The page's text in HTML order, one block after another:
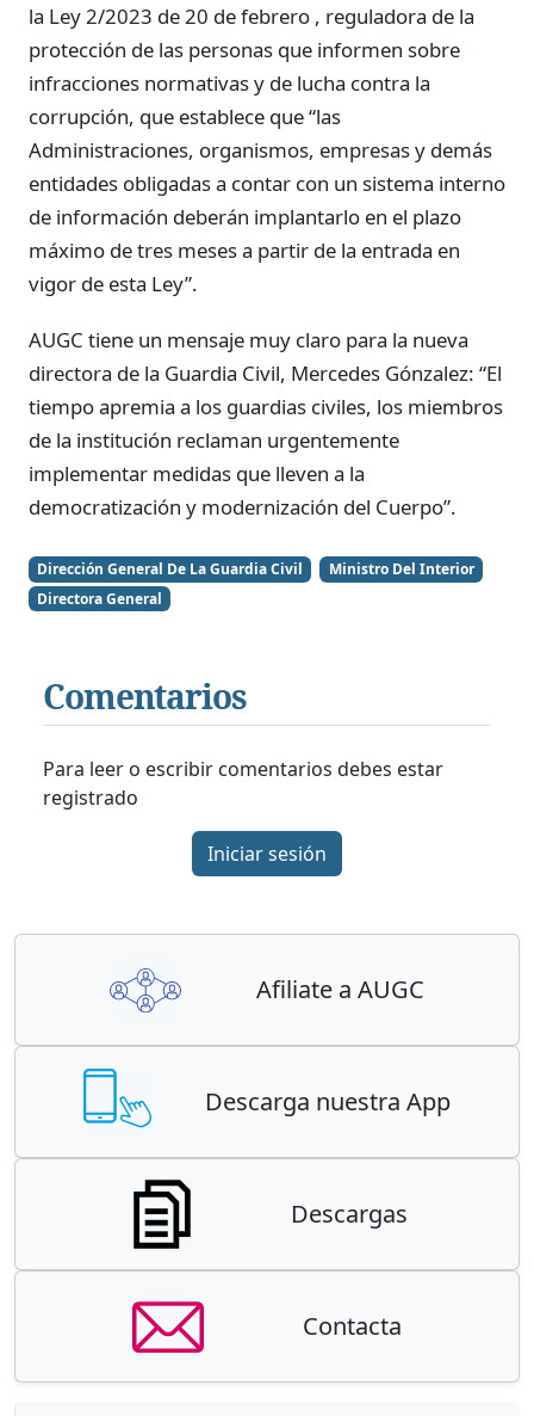
la Ley 2/2023 de 20 de febrero , reguladora de la
protección de las personas que informen sobre
infracciones normativas y de lucha contra la
corrupción, que establece que “las
Administraciones, organismos, empresas y demás
entidades obligadas a contar con un sistema interno
de información deberán implantarlo en el plazo
máximo de tres meses a partir de la entrada en
vigor de esta Ley”.
AUGC tiene un mensaje muy claro para la nueva
directora de la Guardia Civil, Mercedes Gónzalez: “El
tiempo apremia a los guardias civiles, los miembros
de la institución reclaman urgentemente
implementar medidas que lleven a la
democratización y modernización del Cuerpo”.
Dirección General De La Guardia Civil
Ministro Del Interior
Directora General
Comentarios
Para leer o escribir comentarios debes estar
registrado
Iniciar sesión
Afiliate a AUGC
Descarga nuestra App
Descargas
Contacta